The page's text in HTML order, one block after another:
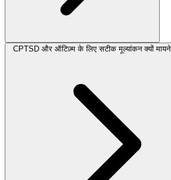
CPTSD और ऑटिज़्म के लिए सटीक मूल्यांकन क्यों